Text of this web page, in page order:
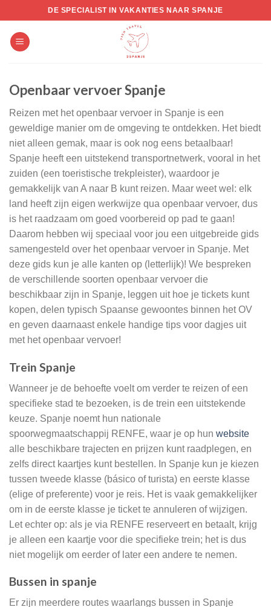
to
content
DE SPECIALIST IN VAKANTIES NAAR SPANJE
Openbaar vervoer Spanje
Reizen met het openbaar vervoer in Spanje is een
geweldige manier om de omgeving te ontdekken. Het biedt
niet alleen gemak, maar is ook nog eens betaalbaar!
Spanje heeft een uitstekend transportnetwerk, vooral in het
zuiden (een toeristische trekpleister), waardoor je
gemakkelijk van A naar B kunt reizen. Maar weet wel: elk
land heeft zijn eigen werkwijze qua openbaar vervoer, dus
is het raadzaam om goed voorbereid op pad te gaan!
Daarom hebben wij speciaal voor jou een uitgebreide gids
samengesteld over het openbaar vervoer in Spanje. Met
deze gids kun je alle kanten op (letterlijk)! We bespreken
de verschillende soorten openbaar vervoer die
beschikbaar zijn in Spanje, leggen uit hoe je tickets kunt
kopen, delen typisch Spaanse gewoontes binnen het OV
en geven daarnaast enkele handige tips voor dagjes uit
met het openbaar vervoer!
Trein Spanje
Wanneer je de behoefte voelt om verder te reizen of een
specifieke stad te bezoeken, is de trein een uitstekende
keuze. Spanje noemt hun nationale
spoorwegmaatschappij RENFE, waar je op hun website
alle beschikbare trajecten en prijzen kunt raadplegen, en
zelfs direct kaartjes kunt bestellen. In Spanje kun je kiezen
tussen tweede klasse (básico of turista) en eerste klasse
(elige of preferente) voor je reis. Het is vaak gemakkelijker
om in de eerste klasse je ticket te annuleren of wijzigen.
Let echter op: als je via RENFE reserveert en betaalt, krijg
je alleen een kaartje voor die specifieke trein; het is dus
niet mogelijk om eerder of later een andere te nemen.
Bussen in spanje
Er zijn meerdere routes waarlangs bussen in Spanje